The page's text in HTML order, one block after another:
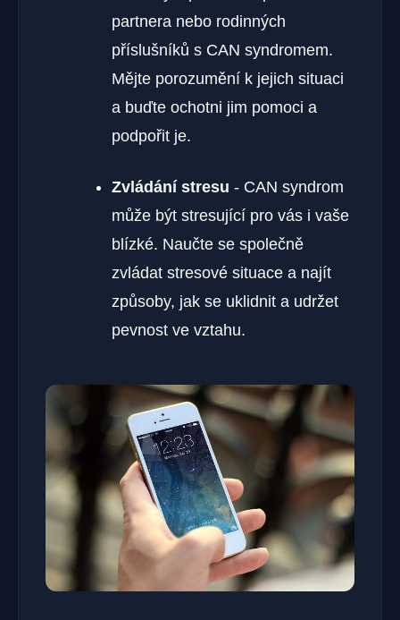
partnera nebo rodinných
příslušníků s⁣ CAN syndromem.
Mějte porozumění ‌k jejich situaci
a ⁤buďte ochotni jim pomoci a
podpořit je.
Zvládání stresu -⁣ CAN ⁢syndrom
může být stresující pro vás i vaše
blízké. Naučte se společně
zvládat stresové situace ⁤a najít
způsoby, jak se uklidnit a udržet
pevnost⁤ ve vztahu.